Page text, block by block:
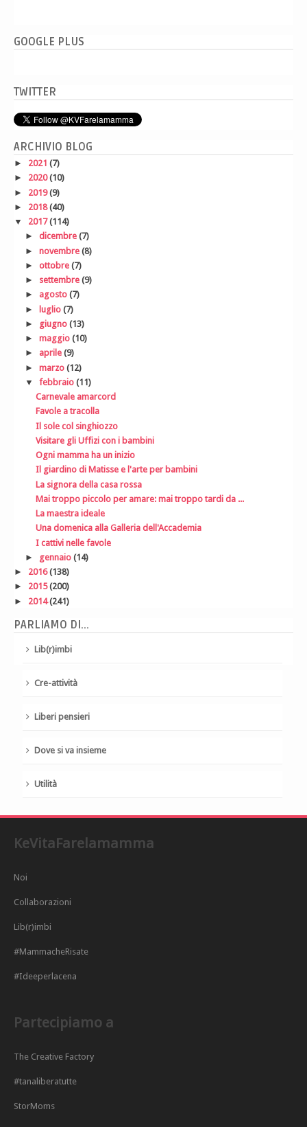
GOOGLE PLUS
TWITTER
ARCHIVIO BLOG
► 2021 (7)
► 2020(10)
► 2019(9)
► 2018(40)
▼ 2017(114)
► dicembre (7)
► novembre (8)
► ottobre (7)
► settembre (9)
► agosto (7)
► luglio (7)
► giugno (13)
► maggio (10)
► aprile (9)
► marzo (12)
▼ febbraio (11)
Carnevale amarcord
Favole a tracolla
Il sole col singhiozzo
Visitare gli Uffizi con i bambini
Ogni mamma ha un inizio
Il giardino di Matisse e l'arte per bambini
La signora della casa rossa
Mai troppo piccolo per amare: mai troppo tardi da ...
La maestra ideale
Una domenica alla Galleria dell'Accademia
I cattivi nelle favole
► gennaio (14)
► 2016(138)
► 2015(200)
► 2014(241)
PARLIAMO DI...
Lib(r)imbi
Cre-attività
Liberi pensieri
Dove si va insieme
Utilità
KeVitaFarelamamma
Noi
Collaborazioni
Lib(r)imbi
#MammacheRisate
#Ideeperlacena
Partecipiamo a
The Creative Factory
#tanaliberatutte
StorMoms